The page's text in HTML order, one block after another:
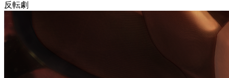
反転劇